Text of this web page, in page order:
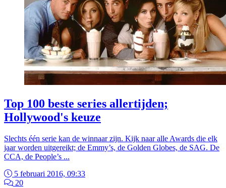
Top 100 beste series allertijden;
Hollywood's keuze
Slechts één serie kan de winnaar zijn. Kijk naar alle Awards die elk
jaar worden uitgereikt; de Emmy’s, de Golden Globes, de SAG. De
CCA, de People’s ...
5 februari 2016, 09:33
20